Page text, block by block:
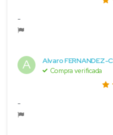
-
A Alvaro FERNANDEZ-
Compra verificada
-